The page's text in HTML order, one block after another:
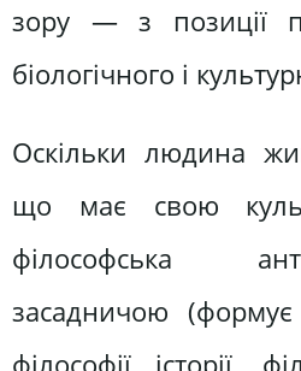
зору — з позиції
біологічного і
Оскільки людина
що має свою
філософська
засадничою